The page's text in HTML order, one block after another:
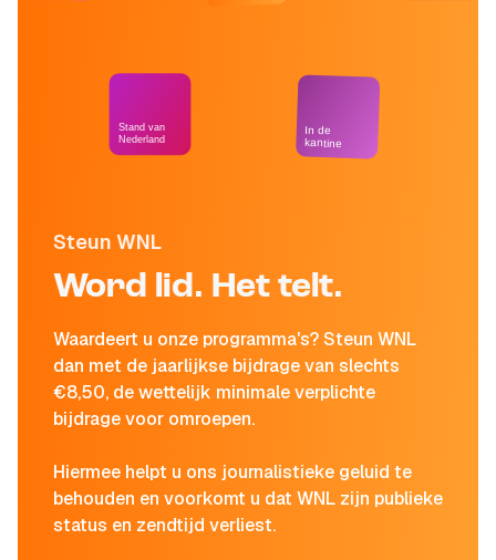
Steun WNL
Word lid. Het telt.
Waardeert u onze programma's? Steun WNL
dan met de jaarlijkse bijdrage van slechts
€8,50, de wettelijk minimale verplichte
bijdrage voor omroepen.
Hiermee helpt u ons journalistieke geluid te
behouden en voorkomt u dat WNL zijn publieke
status en zendtijd verliest.
Stand van
Nederland
In de
kantine